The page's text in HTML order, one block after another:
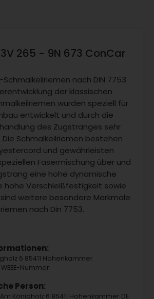
265 - 9N 673 ConCar
nach DIN 7753
der klassischen
wurden speziell für
entwickelt und durch die
des Zugstranges sehr
Schmalkeilriemen bestehen
und gewährleisten
Fasermischung über und
eine hohe dynamische
hohe Verschleißfestigkeit sowie
weitere besondere Merkmale
nach Din 7753.
6 85411 Hohenkammer
Nummer:
Person:
Königholz 6 85411 Hohenkammer DE